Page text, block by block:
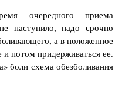
очередного приема
наступило, надо срочно
а в положенное
и потом придерживаться ее.
боли схема обезболивания